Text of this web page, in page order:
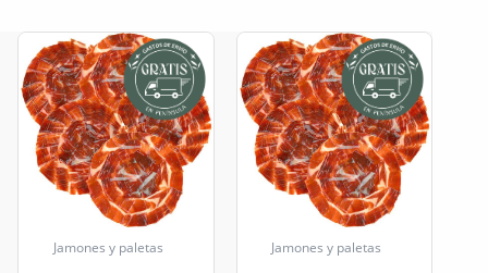
Jamones y paletas Jamones y paletas